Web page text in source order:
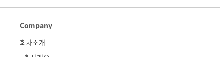
Company
회사소개